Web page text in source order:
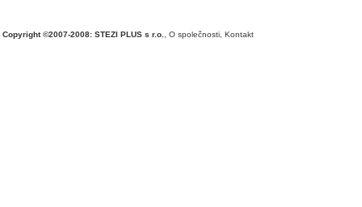
Copyright ©2007-2008: STEZI PLUS s r.o. O společnosti Kontakt